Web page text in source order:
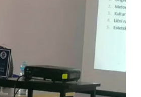
семинар в ZOUV